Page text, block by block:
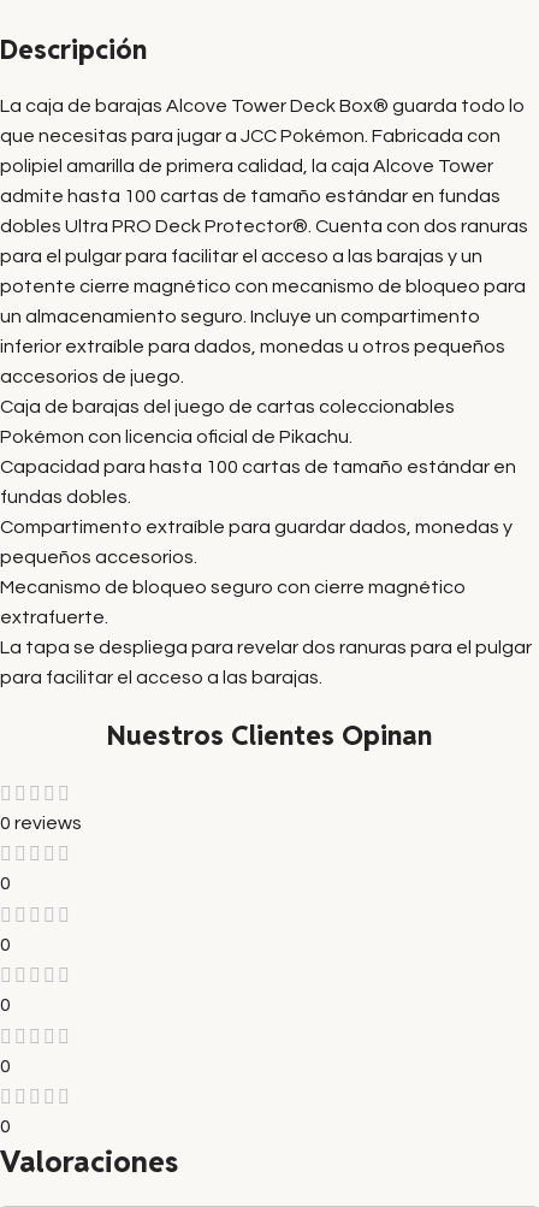
Descripción
La caja de barajas Alcove Tower Deck Box® guarda todo lo
que necesitas para jugar a JCC Pokémon. Fabricada con
polipiel amarilla de primera calidad, la caja Alcove Tower
admite hasta 100 cartas de tamaño estándar en fundas
dobles Ultra PRO Deck Protector®. Cuenta con dos ranuras
para el pulgar para facilitar el acceso a las barajas y un
potente cierre magnético con mecanismo de bloqueo para
un almacenamiento seguro. Incluye un compartimento
inferior extraíble para dados, monedas u otros pequeños
accesorios de juego.
Caja de barajas del juego de cartas coleccionables
Pokémon con licencia oficial de Pikachu.
Capacidad para hasta 100 cartas de tamaño estándar en
fundas dobles.
Compartimento extraíble para guardar dados, monedas y
pequeños accesorios.
Mecanismo de bloqueo seguro con cierre magnético
extrafuerte.
La tapa se despliega para revelar dos ranuras para el pulgar
para facilitar el acceso a las barajas.
Nuestros Clientes Opinan
0 reviews
0
0
0
0
0
Valoraciones